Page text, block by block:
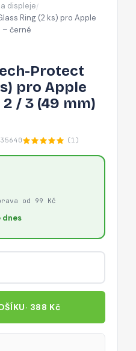
Ultra
1
/
3
(49
displeje/
Ring (2 ks) pro Apple
– černé
Protect
pro Apple
/ 3 (49 mm)
(1)
od 99 Kč
dnes
· 388 Kč